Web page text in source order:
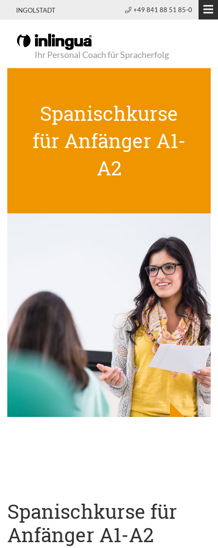
INGOLSTADT +49 841 88 51 85-0
Ihr Personal Coach für Spracherfolg
Spanischkurse
für Anfänger A1-
A2
Spanischkurse für
Anfänger A1-A2